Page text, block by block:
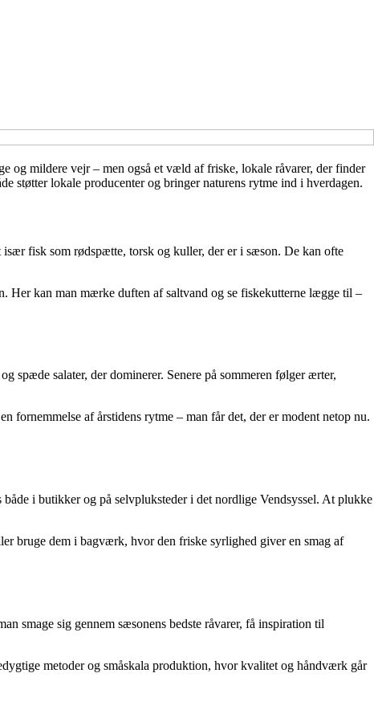
og mildere vejr – men også et væld af friske, lokale råvarer, der finder
støtter lokale producenter og bringer naturens rytme ind i hverdagen.
fisk som rødspætte, torsk og kuller, der er i sæson. De kan ofte
Her kan man mærke duften af saltvand og se fiskekutterne lægge til –
spæde salater, der dominerer. Senere på sommeren følger ærter,
fornemmelse af årstidens rytme – man får det, der er modent netop nu.
i butikker og på selvpluksteder i det nordlige Vendsyssel. At plukke
bruge dem i bagværk, hvor den friske syrlighed giver en smag af
smage sig gennem sæsonens bedste råvarer, få inspiration til
metoder og småskala produktion, hvor kvalitet og håndværk går